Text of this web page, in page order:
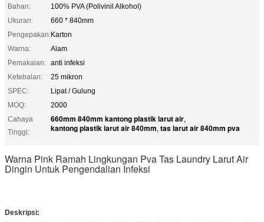
Bahan:
100% PVA (Polivinil Alkohol)
Ukuran:
660 * 840mm
Pengepakan:Karton
Warna:
Alam
Pemakaian: anti infeksi
Ketebalan:
25 mikron
SPEC:
Lipat / Gulung
MOQ:
2000
Cahaya
Tinggi:
660mm 840mm kantong plastik larut air,
kantong plastik larut air 840mm, tas larut air 840mm pva
Warna Pink Ramah Lingkungan Pva Tas Laundry Larut Air
Dingin Untuk Pengendalian Infeksi
Deskripsi: